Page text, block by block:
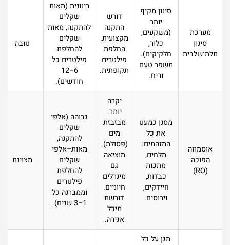
מערכת
סינון
תלת־שלבית
סינון מקיף
יותר
(משקעים,
כלור,
חלקיקים).
משפר טעם
וריח.
דורש
התקנה
מקצועית.
החלפת
פילטרים
תקופתית.
בינונית (מאות
שקלים
להתקנה, מאות
שקלים
להחלפת
פילטרים כל
6–12
חודשים).
טובה
אוסמוזה
הפוכה
(RO)
מסנן כמעט
את כל
המזהמים:
מלחים,
מתכות
כבדות,
חיידקים,
וירוסים.
יקרה
יותר.
מבזבזת
מים
(פסולת).
מוציאה
גם
מינרלים
חיוניים.
דורשת
מיכל
אגירה.
גבוהה (אלפי
שקלים
להתקנה,
מאות–אלפי
שקלים
להחלפת
פילטרים
וממברנה כל
1–3 שנים).
מצוינת
מגן על כל